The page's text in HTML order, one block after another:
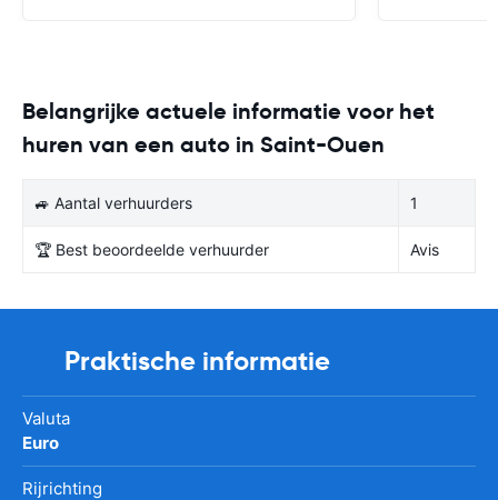
Belangrijke actuele informatie voor het
huren van een auto in Saint-Ouen
🚙 Aantal verhuurders 1
🏆 Best beoordeelde verhuurder Avis
Praktische informatie
Valuta
Euro
Rijrichting